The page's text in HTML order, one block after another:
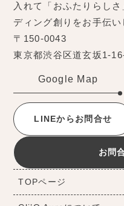
入れて「おふたりらし
ディング創りをお手伝い
〒150-0043
東京都渋谷区道玄坂1-
Google Map
LINEからお問合せ
お問
TOPページ